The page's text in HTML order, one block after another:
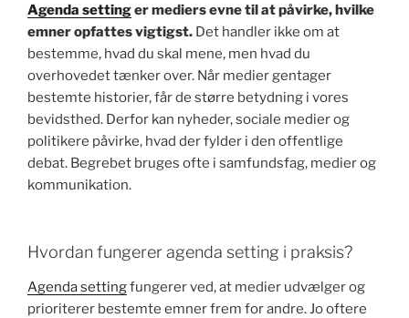
Agenda settinger mediers evne til at påvirke, hvilke
emner opfattes vigtigst. Det handler ikke om at
bestemme, hvad du skal mene, men hvad du
overhovedet tænker over. Når medier gentager
bestemte historier, får de større betydning i vores
bevidsthed. Derfor kan nyheder, sociale medier og
politikere påvirke, hvad der fylder i den offentlige
debat. Begrebet bruges ofte i samfundsfag, medier og
kommunikation.
Hvordan fungerer agenda setting i praksis?
Agenda settingfungerer ved, at medier udvælger og
prioriterer bestemte emner frem for andre. Jo oftere